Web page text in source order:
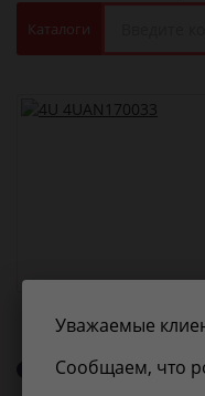
Каталоги
О бренде 4U
Уважаемые
Сообщаем, что